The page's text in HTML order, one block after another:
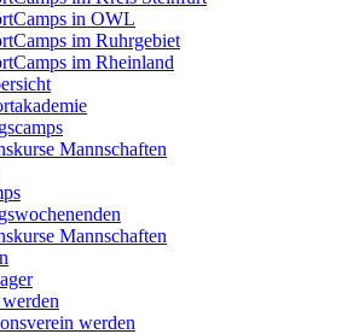
in OWL
im Ruhrgebiet
im Rheinland
Mannschaften
Mannschaften
werden